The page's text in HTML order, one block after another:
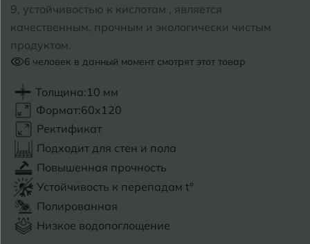
9, устойчивостью к кислотам , является
качественным, прочным и экологически чистым
продуктом.
6 человек в данный момент смотрят этот товар
Толщина:10 мм
Формат:60x120
Ректификат
Подходит для стен и пола
Повышенная прочность
Устойчивость к перепадам t°
Полированная
Низкое водопоглощение
Белореченск
Боровичи
Бугульма
Бугуруслан
В Великий Новгород
Владимир
Саратов